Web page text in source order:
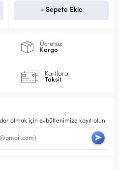
+ Sepete Ekle
Ücretsiz
Kargo
Kartlara
Taksit
olmak için e-bültenimize kayıt olun.